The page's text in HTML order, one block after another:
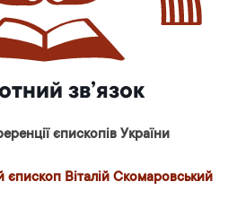
зв’язок
єпископів України
Віталій Скомаровський